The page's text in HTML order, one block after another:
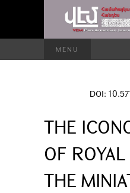
MENU
DOI:
THE
OF
THE